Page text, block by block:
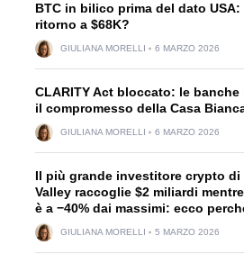
BTC in bilico prima del dato USA:
ritorno a $68K?
GIULIANA MORELLI 6 MARZO 2026
CLARITY Act bloccato: le
il compromesso della Casa
GIULIANA MORELLI 6 MARZO 2026
Il più grande investitore crypto di
Valley raccoglie $2 miliardi
è a −40% dai massimi: ecco
GIULIANA MORELLI 5 MARZO 2026